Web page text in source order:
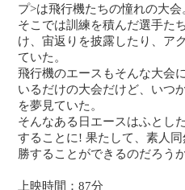
プ>は飛行機たちの憧れの大会
そこでは訓練を積んだ選手た
け、宙返りを披露したり、ア
ていた。
飛行機のエースもそんな大会
いるだけの大会だけど、いつ
を夢見ていた。
そんなある日エースはふとし
することに! 果たして、素人
勝することができるのだろう
上映時間：87分